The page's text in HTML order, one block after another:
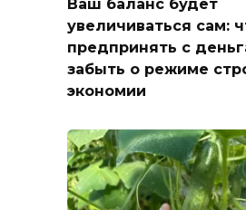
Ваш баланс будет
увеличиваться сам:
предпринять с
забыть о режиме
экономии